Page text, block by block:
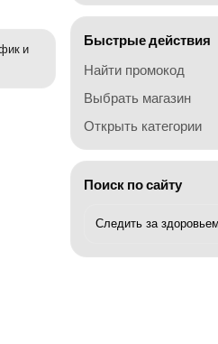
и
Быстрые действия
Найти промокод
Выбрать магазин
Открыть категории
Поиск по сайту